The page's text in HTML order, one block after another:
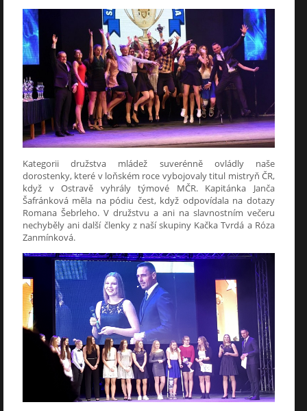
Kategorii družstva mládež suverénně ovládly naše
dorostenky, které v loňském roce vybojovaly titul mistryň ČR,
když v Ostravě vyhrály týmové MČR. Kapitánka Janča
Šafránková měla na pódiu čest, když odpovídala na dotazy
Romana Šebrleho. V družstvu a ani na slavnostním večeru
nechyběly ani další členky z naší skupiny Kačka Tvrdá a Róza
Zanmínková.